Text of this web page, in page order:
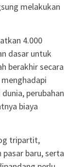
melakukan
4.000
dasar untuk
berakhir secara
perubahan
biaya
tripartit,
pasar baru, serta